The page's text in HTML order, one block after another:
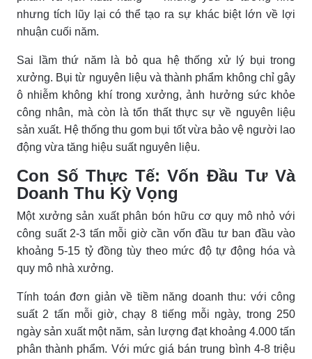
nhưng tích lũy lại có thể tạo ra sự khác biệt lớn về lợi
nhuận cuối năm.
Sai lầm thứ năm là bỏ qua hệ thống xử lý bụi trong
xưởng. Bụi từ nguyên liệu và thành phẩm không chỉ gây
ô nhiễm không khí trong xưởng, ảnh hưởng sức khỏe
công nhân, mà còn là tổn thất thực sự về nguyên liệu
sản xuất. Hệ thống thu gom bụi tốt vừa bảo vệ người lao
động vừa tăng hiệu suất nguyên liệu.
Con Số Thực Tế: Vốn Đầu Tư Và
Doanh Thu Kỳ Vọng
Một xưởng sản xuất phân bón hữu cơ quy mô nhỏ với
công suất 2-3 tấn mỗi giờ cần vốn đầu tư ban đầu vào
khoảng 5-15 tỷ đồng tùy theo mức độ tự động hóa và
quy mô nhà xưởng.
Tính toán đơn giản về tiềm năng doanh thu: với công
suất 2 tấn mỗi giờ, chạy 8 tiếng mỗi ngày, trong 250
ngày sản xuất một năm, sản lượng đạt khoảng 4.000 tấn
phân thành phẩm. Với mức giá bán trung bình 4-8 triệu